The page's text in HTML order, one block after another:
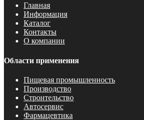
Главная
Информация
Каталог
Контакты
О компании
Области применения
Пищевая промышленность
Производство
Строительство
Автосервис
Фармацевтика